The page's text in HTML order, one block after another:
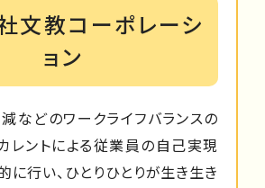
文教コーポレーシ
ョン
などのワークライフバランスの
レントによる従業員の自己実現
に行い、ひとりひとりが生き生き